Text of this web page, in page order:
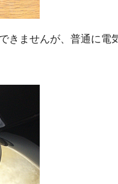
きませんが、普通に電